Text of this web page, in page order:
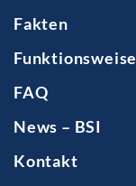
Fakten
Funktionsweise
FAQ
News – BSI
Kontakt